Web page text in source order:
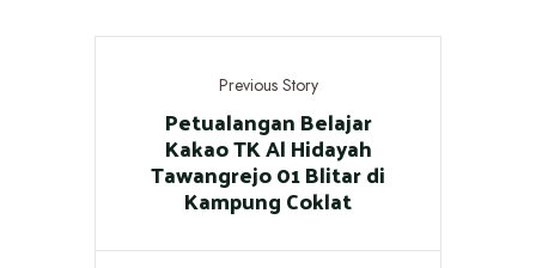
Previous Story
Petualangan Belajar
Kakao TK Al Hidayah
Tawangrejo 01 Blitar di
Kampung Coklat